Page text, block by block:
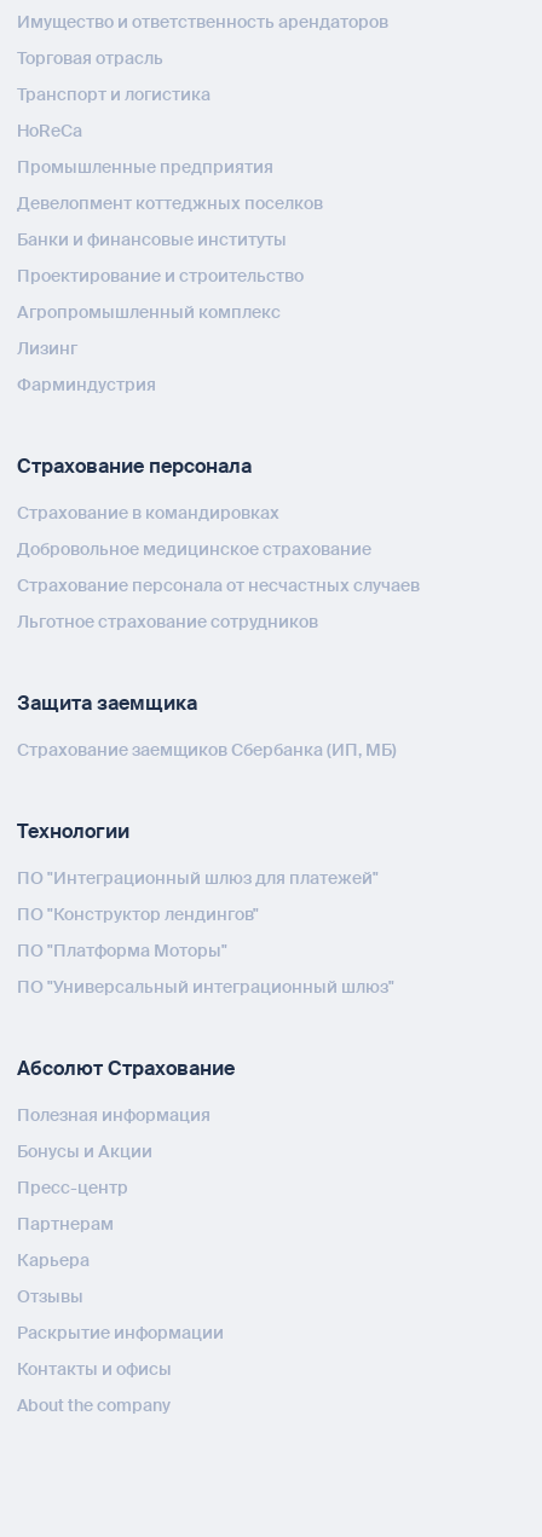
Имущество и ответственность арендаторов
Торговая отрасль
Транспорт и логистика
HoReCa
Промышленные предприятия
Девелопмент коттеджных поселков
Банки и финансовые институты
Проектирование и строительство
Агропромышленный комплекс
Лизинг
Фарминдустрия
Страхование персонала
Страхование в командировках
Добровольное медицинское страхование
Страхование персонала от несчастных случаев
Льготное страхование сотрудников
Защита заемщика
Страхование заемщиков Сбербанка (ИП, МБ)
Технологии
ПО "Интеграционный шлюз для платежей"
ПО "Конструктор лендингов"
ПО "Платформа Моторы"
ПО "Универсальный интеграционный шлюз"
Абсолют Страхование
Полезная информация
Бонусы и Акции
Пресс-центр
Партнерам
Карьера
Отзывы
Раскрытие информации
Контакты и офисы
About the company